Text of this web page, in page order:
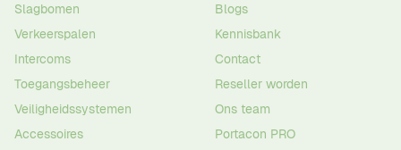
Slagbomen
Verkeerspalen
Intercoms
Toegangsbeheer
Veiligheidssystemen
Accessoires
Blogs
Kennisbank
Contact
Reseller worden
Ons team
Portacon PRO